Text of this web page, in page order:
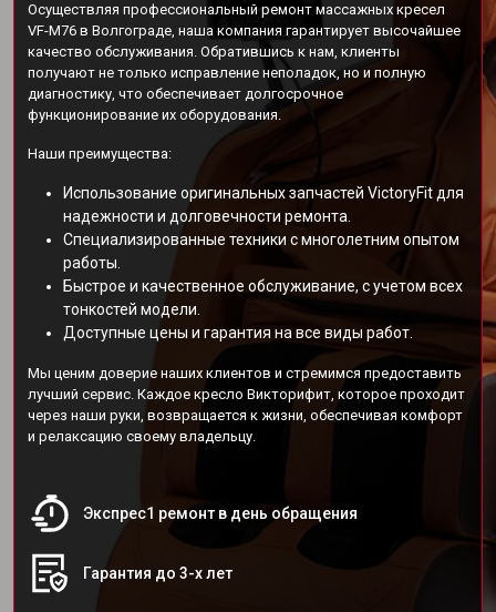
Осуществляя профессиональный ремонт массажных кресел
VF-M76 в Волгограде, наша компания гарантирует высочайшее
качество обслуживания. Обратившись к нам, клиенты
получают не только исправление неполадок, но и полную
диагностику, что обеспечивает долгосрочное
функционирование их оборудования.
Наши преимущества:
Использование оригинальных запчастей VictoryFit для
надежности и долговечности ремонта.
Специализированные техники с многолетним опытом
работы.
Быстрое и качественное обслуживание, с учетом всех
тонкостей модели.
Доступные цены и гарантия на все виды работ.
Мы ценим доверие наших клиентов и стремимся предоставить
лучший сервис. Каждое кресло Викторифит, которое проходит
через наши руки, возвращается к жизни, обеспечивая комфорт
и релаксацию своему владельцу.
Экспрес1 ремонт в день обращения
Гарантия до 3-х лет